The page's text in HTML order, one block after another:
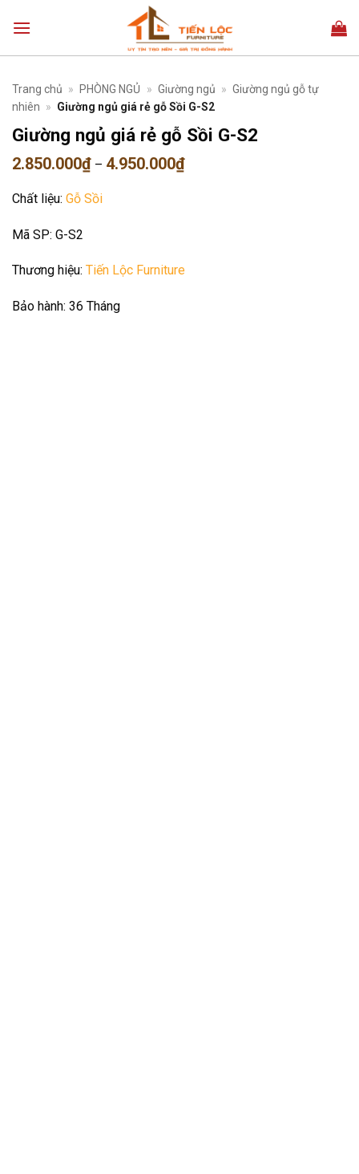
qua
Trang chủ » PHÒNG NGỦ » Giường ngủ » Giường ngủ gỗ tự
nhiên » Giường ngủ giá rẻ gỗ Sồi G-S2
Giường ngủ giá rẻ gỗ Sồi G-S2
2.850.000₫ – 4.950.000₫Khoảng
Chất liệu: Gỗ Sồi
Mã SP: G-S2
Thương hiệu: Tiến Lộc Furniture
Bảo hành: 36 Tháng